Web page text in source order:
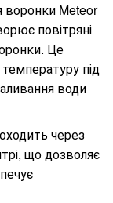
воронки Meteor
повітряні
Це
під
води
через
що дозволяє